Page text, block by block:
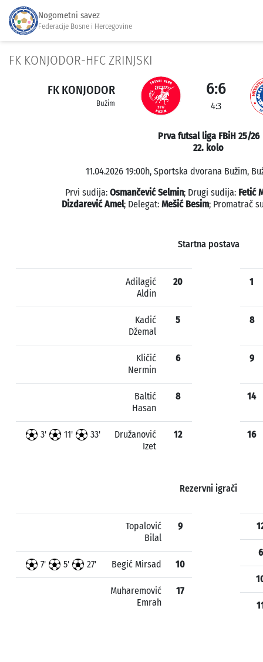
Nogometni savez
Federacije Bosne i Hercegovine
FK KONJODOR-HFC ZRINJSKI
FK KONJODOR
Bužim
6:6
4:3
Prva futsal liga FBiH 25/26
22. kolo
11.04.2026 19:00h, Sportska dvorana Bužim,
Prvi sudija: Osmančević Selmin; Drugi sudija: Fetić
Dizdarević Amel; Delegat: Mešić Besim; Promatrač
Startna postava
Adilagić
Aldin
20
Kadić
Džemal
5
Kličić
Nermin
6
Baltić
Hasan
8
3' 11' 33'
Družanović
Izet
12
1
8
9
14
16
Rezervni igrači
Topalović
Bilal
9
7' 5' 27' Begić Mirsad 10
Muharemović
Emrah
17
6